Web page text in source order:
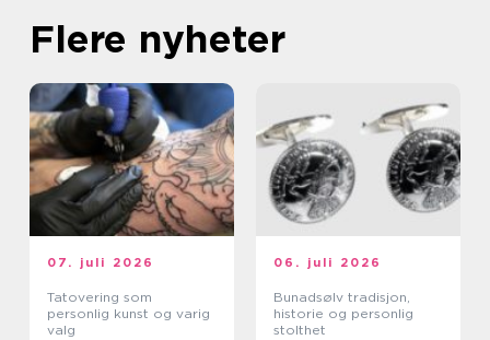
Flere nyheter
07. juli 2026
Tatovering som
personlig kunst og varig
valg
06. juli 2026
Bunadsølv tradisjon,
historie og personlig
stolthet